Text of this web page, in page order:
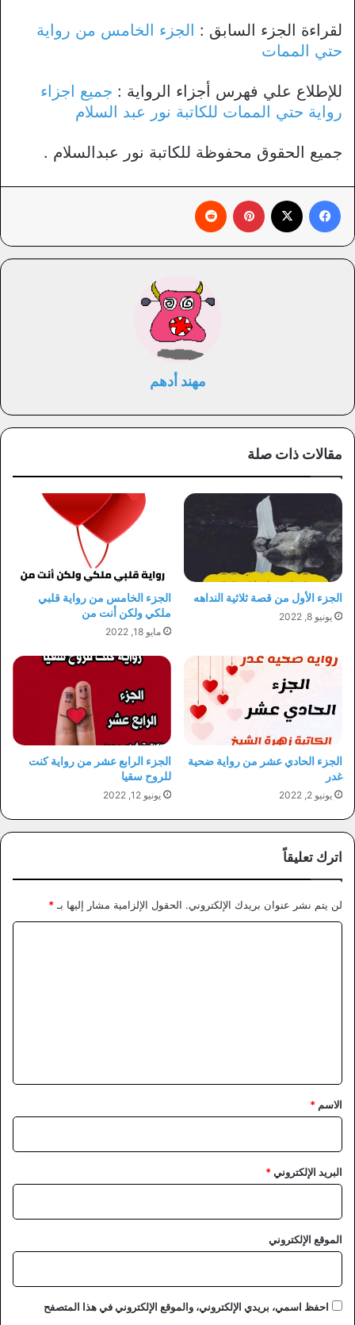
لقراءة الجزء السابق : الجزء الخامس من رواية
حتي الممات
للإطلاع علي فهرس أجزاء الرواية : جميع اجزاء
رواية حتي الممات للكاتبة نور عبد السلام
جميع الحقوق محفوظة للكاتبة نور عبدالسلام .
مهند أدهم
مقالات ذات صلة
الجزء الأول من قصة ثلاثية النداهه
يونيو 8, 2022
الجزء الخامس من رواية قلبي
ملكي ولكن أنت من
مايو 18, 2022
الجزء الحادي عشر من رواية ضحية
غدر
يونيو 2, 2022
الجزء الرابع عشر من رواية كنت
للروح سقيا
يونيو 12, 2022
اترك تعليقاً
لن يتم نشر عنوان بريدك الإلكتروني. الحقول الإلزامية مشار إليها بـ *
*
الاسم *
البريد الإلكتروني*
الموقع الإلكتروني
احفظ اسمي، بريدي الإلكتروني، والموقع الإلكتروني في هذا المتصفح